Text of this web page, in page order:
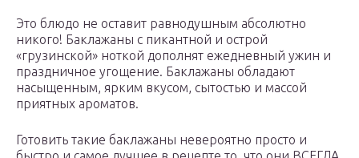
Это блюдо не оставит равнодушным абсолютно
никого! Баклажаны с пикантной и острой
«грузинской» ноткой дополнят ежедневный ужин и
праздничное угощение. Баклажаны обладают
насыщенным, ярким вкусом, сытостью и массой
приятных ароматов.
Готовить такие баклажаны невероятно просто и